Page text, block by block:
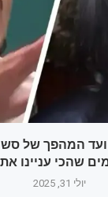
ועד המהפך של
שהכי עניינו
יולי 31, 2025